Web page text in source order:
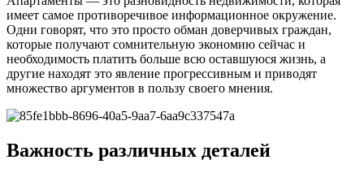
имеет самое противоречивое информационное окружение.
Одни говорят, что это просто обман доверчивых граждан,
которые получают сомнительную экономию сейчас и
необходимость платить больше всю оставшуюся жизнь, а
другие находят это явление прогрессивным и приводят
множество аргументов в пользу своего мнения.
Важность различных деталей